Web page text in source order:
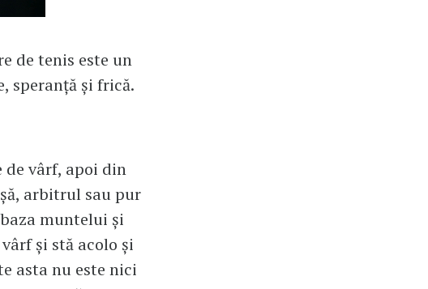
de tenis este un
speranță și frică.
de vârf, apoi din
arbitrul sau pur
muntelui și
și stă acolo și
asta nu este nici